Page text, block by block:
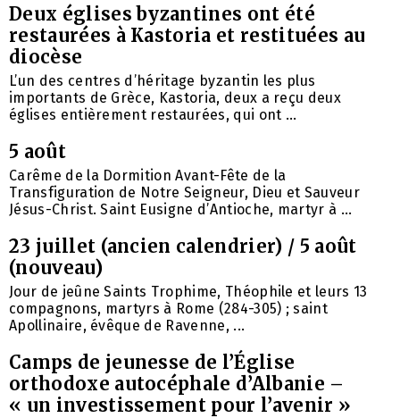
Deux églises byzantines ont été
restaurées à Kastoria et restituées au
diocèse
L’un des centres d’héritage byzantin les plus
importants de Grèce, Kastoria, deux a reçu deux
églises entièrement restaurées, qui ont ...
5 août
Carême de la Dormition Avant-Fête de la
Transfiguration de Notre Seigneur, Dieu et Sauveur
Jésus-Christ. Saint Eusigne d’Antioche, martyr à ...
23 juillet (ancien calendrier) / 5 août
(nouveau)
Jour de jeûne Saints Trophime, Théophile et leurs 13
compagnons, martyrs à Rome (284-305) ; saint
Apollinaire, évêque de Ravenne, ...
Camps de jeunesse de l’Église
orthodoxe autocéphale d’Albanie –
« un investissement pour l’avenir »